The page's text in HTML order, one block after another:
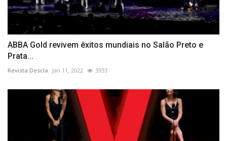
ABBA Gold revivem êxitos mundiais no Salão Preto e
Prata...
Revista Descla Jan 11, 2022 3933